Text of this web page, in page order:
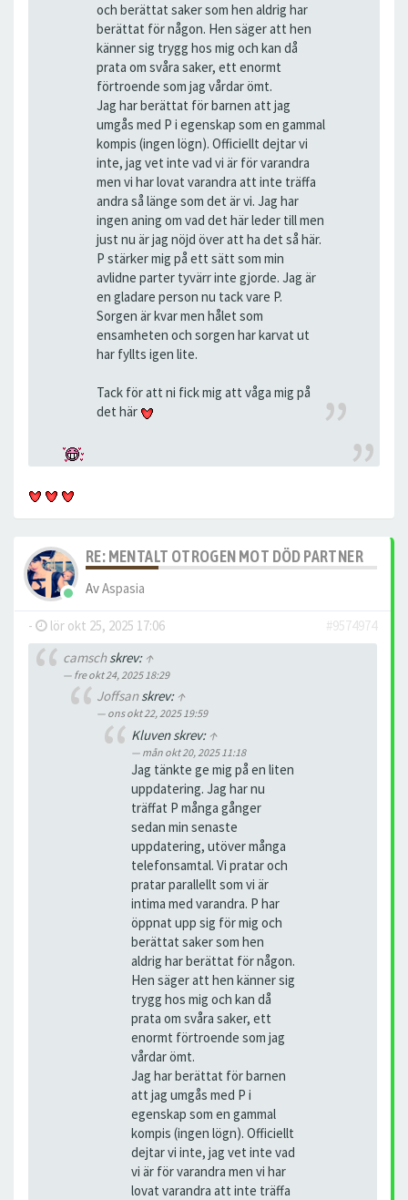
och berättat saker som hen aldrig har
berättat för någon. Hen säger att hen
känner sig trygg hos mig och kan då
prata om svåra saker, ett enormt
förtroende som jag vårdar ömt.
Jag har berättat för barnen att jag
umgås med P i egenskap som en gammal
kompis (ingen lögn). Officiellt dejtar vi
inte, jag vet inte vad vi är för varandra
men vi har lovat varandra att inte träffa
andra så länge som det är vi. Jag har
ingen aning om vad det här leder till men
just nu är jag nöjd över att ha det så här.
P stärker mig på ett sätt som min
avlidne parter tyvärr inte gjorde. Jag är
en gladare person nu tack vare P.
Sorgen är kvar men hålet som
ensamheten och sorgen har karvat ut
har fyllts igen lite.
Tack för att ni fick mig att våga mig på
det här
RE: MENTALT OTROGEN MOT DÖD PARTNER
AvAspasia
- lör okt 25, 2025 17:06
#9574974
camschskrev: ↑
fre okt 24, 2025 18:29
Joffsanskrev: ↑
ons okt 22, 2025 19:59
Kluven skrev: ↑
mån okt 20, 2025 11:18
Jag tänkte ge mig på en liten
uppdatering. Jag har nu
träffat P många gånger
sedan min senaste
uppdatering, utöver många
telefonsamtal. Vi pratar och
pratar parallellt som vi är
intima med varandra. P har
öppnat upp sig för mig och
berättat saker som hen
aldrig har berättat för någon.
Hen säger att hen känner sig
trygg hos mig och kan då
prata om svåra saker, ett
enormt förtroende som jag
vårdar ömt.
Jag har berättat för barnen
att jag umgås med P i
egenskap som en gammal
kompis (ingen lögn). Officiellt
dejtar vi inte, jag vet inte vad
vi är för varandra men vi har
lovat varandra att inte träffa